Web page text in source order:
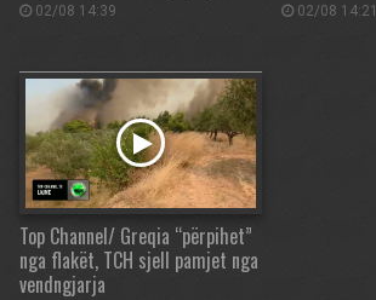
02/08 14:39 02/08 14:21
Top Channel/ Greqia “përpihet”
nga flakët, TCH sjell pamjet nga
vendngjarja